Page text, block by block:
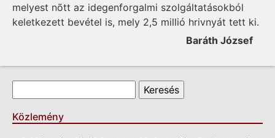
me­lyest nõtt az idegenforgalmi szolgáltatásokból
keletkezett be­vé­tel is, mely 2,5 millió hrivnyát tett ki.
Baráth József
Keresés űrlap
Közlemény